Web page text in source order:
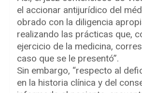
el accionar antijurídico del
obrado con la diligencia
realizando las prácticas que,
ejercicio de la medicina,
caso que se le presentó”.
Sin embargo, “respecto al
en la historia clínica y del